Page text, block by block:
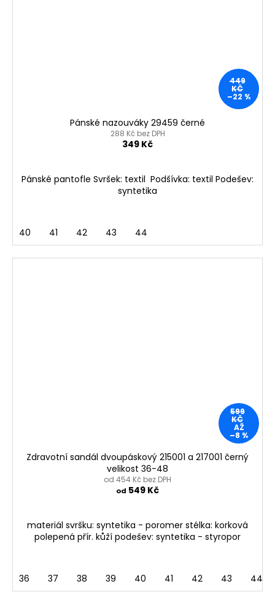
449
KČ
–22 %
Pánské nazouváky 29459 černé
288 Kč bez DPH
349 Kč
Pánské pantofle Svršek: textil Podšívka: textil Podešev:
syntetika
40 41 42 43 44
599
KČ
AŽ
–8 %
Zdravotní sandál dvoupáskový 215001 a 217001 černý
velikost 36-48
od 454 Kč bez DPH
od 549 Kč
materiál svršku: syntetika - poromer stélka: korková
polepená přír. kůží podešev: syntetika - styropor
36 37 38 39 40 41 42 43 44